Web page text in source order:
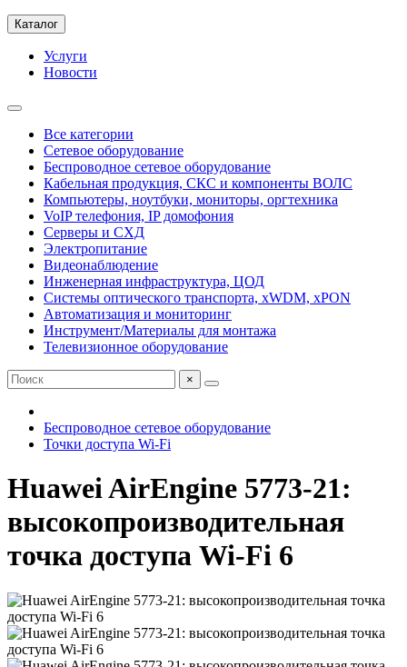
Каталог
Услуги
Новости
Все категории
Сетевое оборудование
Беспроводное сетевое оборудование
Кабельная продукция, СКС и компоненты ВОЛС
Компьютеры, ноутбуки, мониторы, оргтехника
VoIP телефония, IP домофония
Серверы и СХД
Электропитание
Видеонаблюдение
Инженерная инфраструктура, ЦОД
Системы оптического транспорта, xWDM, xPON
Автоматизация и мониторинг
Инструмент/Материалы для монтажа
Телевизионное оборудование
×
Беспроводное сетевое оборудование
Точки доступа Wi-Fi
Huawei AirEngine 5773-21:
высокопроизводительная
точка доступа Wi-Fi 6